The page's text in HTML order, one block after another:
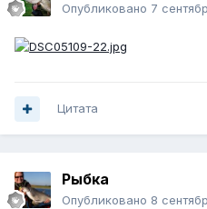
Опубликовано 7
Цитата
Рыбка
Опубликовано 8